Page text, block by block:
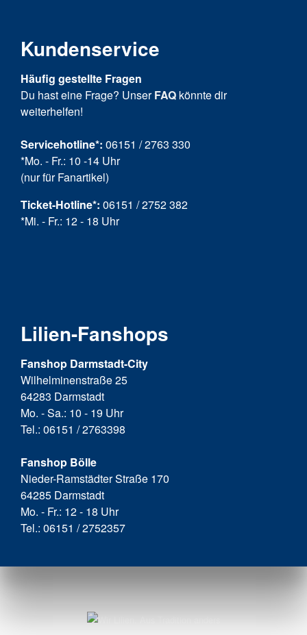
Kundenservice
Häufig gestellte Fragen
Du hast eine Frage? Unser FAQ könnte dir
weiterhelfen!
Servicehotline*: 06151 / 2763 330
*Mo. - Fr.: 10 -14 Uhr
(nur für Fanartikel)
Ticket-Hotline*: 06151 / 2752 382
*Mi. - Fr.: 12 - 18 Uhr
Lilien-Fanshops
Fanshop Darmstadt-City
Wilhelminenstraße 25
64283 Darmstadt
Mo. - Sa.: 10 - 19 Uhr
Tel.: 06151 / 2763398
Fanshop Bölle
Nieder-Ramstädter Straße 170
64285 Darmstadt
Mo. - Fr.: 12 - 18 Uhr
Tel.: 06151 / 2752357